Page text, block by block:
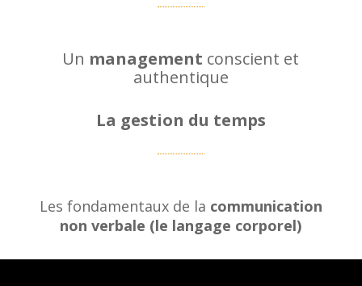
Un management conscient et
authentique
La gestion du temps
Les fondamentaux de la communication
non verbale (le langage corporel)